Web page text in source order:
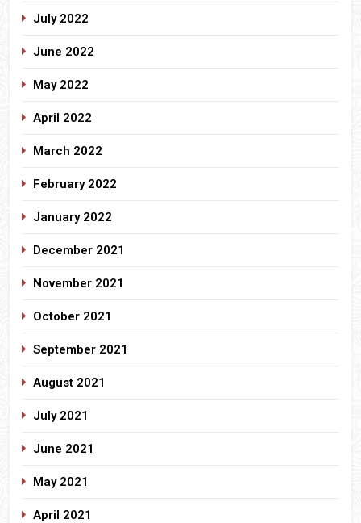
July 2022
June 2022
May 2022
April 2022
March 2022
February 2022
January 2022
December 2021
November 2021
October 2021
September 2021
August 2021
July 2021
June 2021
May 2021
April 2021